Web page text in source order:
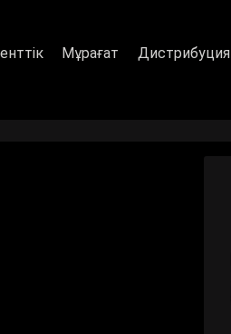
Мұрағат Дистрибуция